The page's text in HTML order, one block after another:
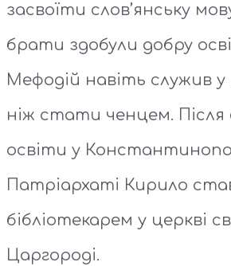
засвоїти слов’янську
брати здобули добру
Мефодій навіть служив у
ніж стати ченцем.
освіти у
Патріархаті Кирило
бібліотекарем у церкві
Царгороді.